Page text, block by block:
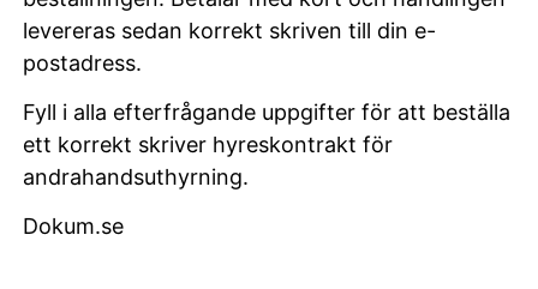
levereras sedan korrekt skriven till din e-
postadress.
Fyll i alla efterfrågande uppgifter för att beställa
ett korrekt skriver hyreskontrakt för
andrahandsuthyrning.
Dokum.se